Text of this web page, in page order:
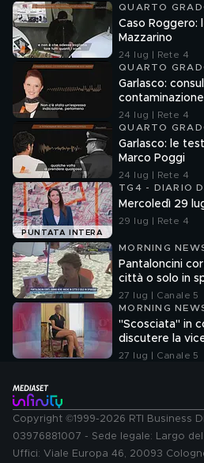
QUARTO
Caso Roggero:
Mazzarino
24 lug | Rete 4
QUARTO
Garlasco:
24 lug | Rete 4
QUARTO
Garlasco: le
Marco Poggi
24 lug | Rete 4
PUNTATA INTERA
TG4 - DIARIO
Mercoledì 29
29 lug | Rete 4
MORNING
Pantaloncini
città o solo in
27 lug | Canale 5
MORNING
"Scosciata" in
discutere la
27 lug | Canale 5
Copyright ©1999-2026 RTI Business
03976881007 - Sede legale: Largo
Uffici: Viale Europa 46, 20093